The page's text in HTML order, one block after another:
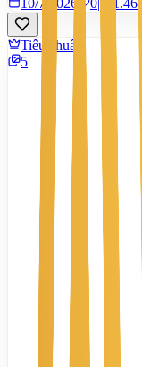
10/7/2026
0| 1.464
Tiêu chuẩn
5